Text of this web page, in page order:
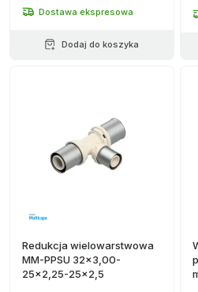
Dostawa ekspresowa
Dodaj do koszyka
Redukcja wielowarstwowa
MM-PPSU 32x3,00-
25x2,25-25x2,5